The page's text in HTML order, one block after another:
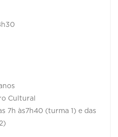
Cultural
7h às7h40 (turma 1) e das